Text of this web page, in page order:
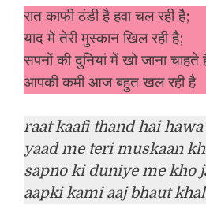
रात काफी ठंडी है हवा चल रही है;
याद में तेरी मुस्कान खिल रही है;
सपनों की दुनियां में खो जाना चाहते
आपकी कमी आज बहुत खल रही है
raat kaafi thand hai
yaad me teri muskaan
sapno ki duniye me kho
aapki kami aaj bhaut